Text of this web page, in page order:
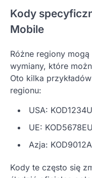
Kody
Mobile
Różne regiony
wymiany, które
Oto kilka
regionu:
USA:
UE: KOD5678EU
Azja:
Kody te często się